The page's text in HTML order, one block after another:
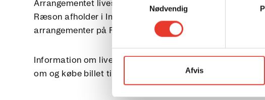
Nødvendig
Afvis
Arrangementet livestreames fra Ideernes, visionernes
Ræson afholder i Imperial den 28. oktober, og hvor
arrangementer på Foyerscenen.
Information om livestreaming opdateres på idefestival.dk
om og købe billet til festivalen.